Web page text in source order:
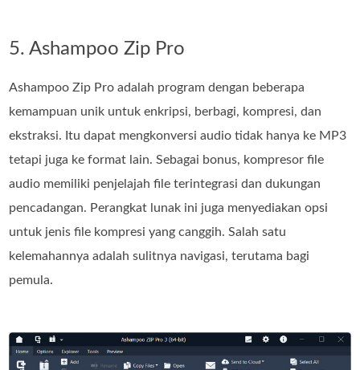
5. Ashampoo Zip Pro
Ashampoo Zip Pro adalah program dengan beberapa
kemampuan unik untuk enkripsi, berbagi, kompresi, dan
ekstraksi. Itu dapat mengkonversi audio tidak hanya ke MP3
tetapi juga ke format lain. Sebagai bonus, kompresor file
audio memiliki penjelajah file terintegrasi dan dukungan
pencadangan. Perangkat lunak ini juga menyediakan opsi
untuk jenis file kompresi yang canggih. Salah satu
kelemahannya adalah sulitnya navigasi, terutama bagi
pemula.